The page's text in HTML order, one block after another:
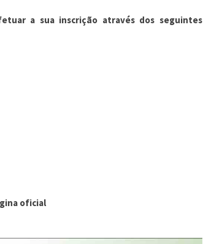
a sua inscrição através dos seguintes
oficial